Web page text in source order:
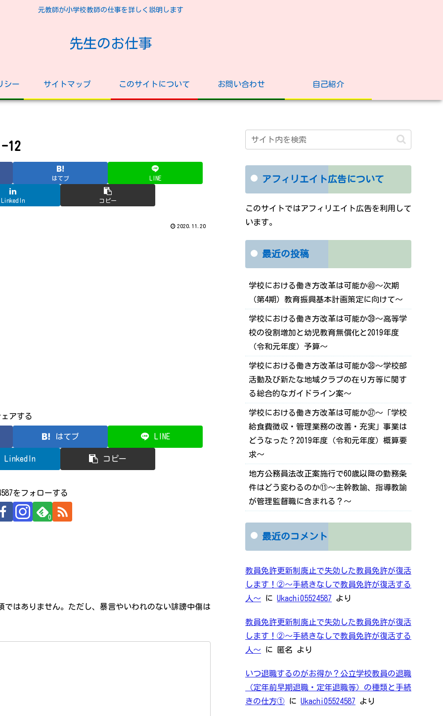
元教師が小学校教師の仕事を詳しく説明します
先生のお仕事
シー サイトマップ このサイトについて お問い合わせ 自己紹介
12
はてブ LINE
LinkedIn コピー
2020.11.20
ェアする
はてブ LINE
LinkedIn コピー
をフォローする
0
ではありません。ただし、暴言やいわれのない誹謗中傷は
アフィリエイト広告について
このサイトではアフィリエイト広告を利用して
います。
最近の投稿
学校における働き方改革は可能か㊵～次期
（第4期）教育振興基本計画策定に向けて～
学校における働き方改革は可能か㊴～高等学
校の役割増加と幼児教育無償化と2019年度
（令和元年度）予算～
学校における働き方改革は可能か㊳～学校部
活動及び新たな地域クラブの在り方等に関す
る総合的なガイドライン案～
学校における働き方改革は可能か㊲～「学校
給食費徴収・管理業務の改善・充実」事業は
どうなった？2019年度（令和元年度）概算要
求～
地方公務員法改正案施行で60歳以降の勤務条
件はどう変わるのか⑪～主幹教諭、指導教諭
が管理監督職に含まれる？～
最近のコメント
教員免許更新制廃止で失効した教員免許が復活
します！②～手続きなしで教員免許が復活する
人～ に Ukachi05524587 より
教員免許更新制廃止で失効した教員免許が復活
します！②～手続きなしで教員免許が復活する
人～ に 匿名 より
いつ退職するのがお得か？公立学校教員の退職
（定年前早期退職・定年退職等）の種類と手続
きの仕方① に Ukachi05524587 より